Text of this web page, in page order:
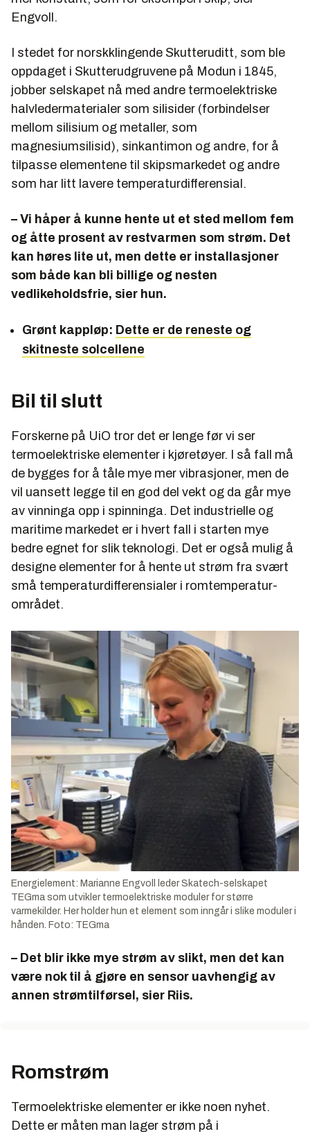
Engvoll.
I stedet for norskklingende Skutteruditt, som ble
oppdaget i Skutterudgruvene på Modun i 1845,
jobber selskapet nå med andre termoelektriske
halvledermaterialer som silisider (forbindelser
mellom silisium og metaller, som
magnesiumsilisid), sinkantimon og andre, for å
tilpasse elementene til skipsmarkedet og andre
som har litt lavere temperaturdifferensial.
– Vi håper å kunne hente ut et sted mellom fem
og åtte prosent av restvarmen som strøm. Det
kan høres lite ut, men dette er installasjoner
som både kan bli billige og nesten
vedlikeholdsfrie, sier hun.
Grønt kappløp: Dette er de reneste og
skitneste solcellene
Bil til slutt
Forskerne på UiO tror det er lenge før vi ser
termoelektriske elementer i kjøretøyer. I så fall må
de bygges for å tåle mye mer vibrasjoner, men de
vil uansett legge til en god del vekt og da går mye
av vinninga opp i spinninga. Det industrielle og
maritime markedet er i hvert fall i starten mye
bedre egnet for slik teknologi. Det er også mulig å
designe elementer for å hente ut strøm fra svært
små temperaturdifferensialer i romtemperatur-
området.
Energielement: Marianne Engvoll leder Skatech-selskapet
TEGma som utvikler termoelektriske moduler for større
varmekilder. Her holder hun et element som inngår i slike moduler i
hånden. Foto: TEGma
– Det blir ikke mye strøm av slikt, men det kan
være nok til å gjøre en sensor uavhengig av
annen strømtilførsel, sier Riis.
Romstrøm
Termoelektriske elementer er ikke noen nyhet.
Dette er måten man lager strøm på i